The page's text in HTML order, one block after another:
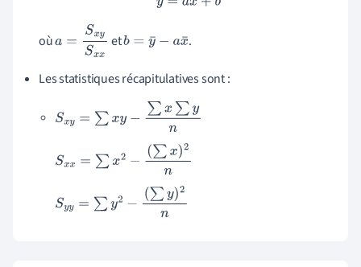
oùa=Sx ySxx etb =y¯− ax¯ .
Les statistiques récapitulatives sont :
Sxy= ∑x y−∑x∑yn
Sxx= ∑x 2−(∑x)2 n
Syy=∑y 2−(∑y) 2n